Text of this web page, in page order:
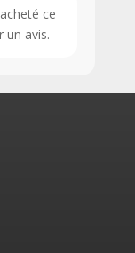
ce
un avis.